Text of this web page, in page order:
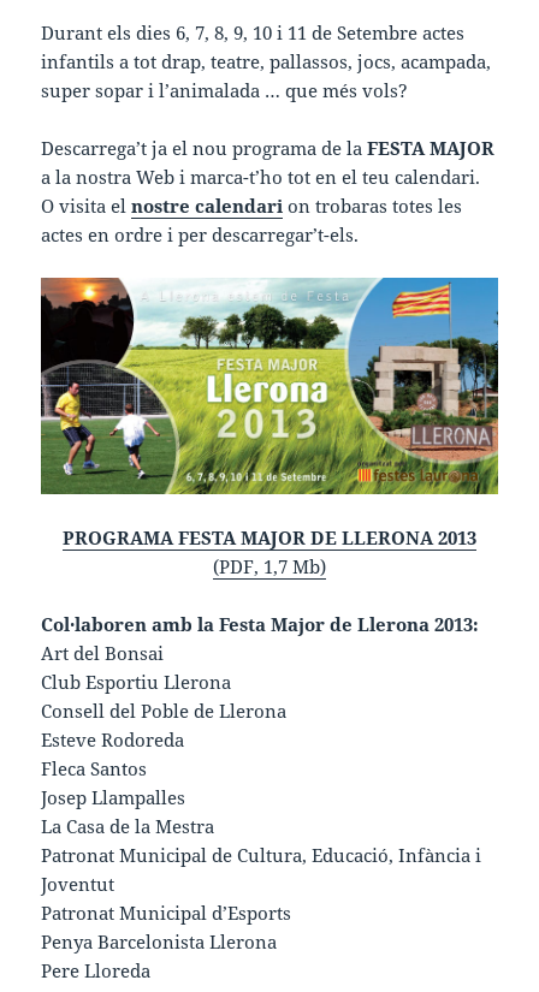
Durant els dies 6, 7, 8, 9, 10 i 11 de Setembre actes
infantils a tot drap, teatre, pallassos, jocs, acampada,
super sopar i l’animalada … que més vols?
Descarrega’t ja el nou programa de laFESTA MAJOR
a la nostra Web i marca-t’ho tot en el teu calendari.
O visita elnostre calendari on trobaras totes les
actes en ordre i per descarregar’t-els.
PROGRAMA FESTA MAJOR DE LLERONA 2013
(PDF, 1,7 Mb)
Col·laboren amb la Festa Major de Llerona 2013:
Art del Bonsai
Club Esportiu Llerona
Consell del Poble de Llerona
Esteve Rodoreda
Fleca Santos
Josep Llampalles
La Casa de la Mestra
Patronat Municipal de Cultura, Educació, Infància i
Joventut
Patronat Municipal d’Esports
Penya Barcelonista Llerona
Pere Lloreda